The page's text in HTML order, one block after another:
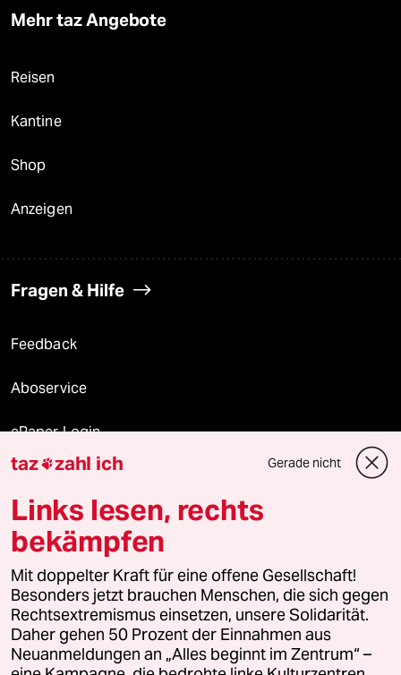
Mehr taz Angebote
Reisen
Kantine
Shop
Anzeigen
Fragen & Hilfe
Feedback
Aboservice
ePaper Login
Downloads für Abonnierende
© 2026 taz Verlags und Vertriebs GmbH
Alle Rechte vorbehalten. Bei rechtlichen Fragen oder für Genehmigungen
wenden Sie sich bitte an
lizenzen@taz.de
Feedback Redaktionsstatut Kommune-Richtlinien
taz zahl ich Gerade nicht
Links lesen, rechts
bekämpfen
Mit doppelter Kraft für eine offene Gesellschaft!
Besonders jetzt brauchen Menschen, die sich gegen
Rechtsextremismus einsetzen, unsere Solidarität.
Daher gehen 50 Prozent der Einnahmen aus
Neuanmeldungen an „Alles beginnt im Zentrum“ –